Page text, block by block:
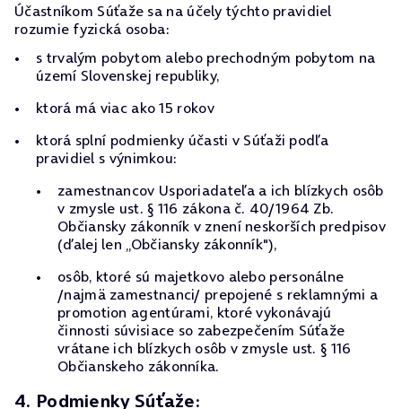
Účastníkom Súťaže sa na účely týchto pravidiel
rozumie fyzická osoba:
s trvalým pobytom alebo prechodným pobytom na
území Slovenskej republiky,
ktorá má viac ako 15 rokov
ktorá splní podmienky účasti v Súťaži podľa
pravidiel s výnimkou:
zamestnancov Usporiadateľa a ich blízkych osôb
v zmysle ust. § 116 zákona č. 40/1964 Zb.
Občiansky zákonník v znení neskorších predpisov
(ďalej len „Občiansky zákonník"),
osôb, ktoré sú majetkovo alebo personálne
/najmä zamestnanci/ prepojené s reklamnými a
promotion agentúrami, ktoré vykonávajú
činnosti súvisiace so zabezpečením Súťaže
vrátane ich blízkych osôb v zmysle ust. § 116
Občianskeho zákonníka.
4. Podmienky Súťaže: